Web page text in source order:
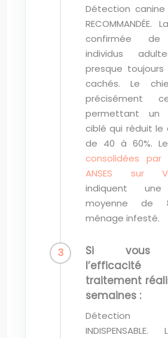
Détection canine
RECOMMANDÉE.
confirmée de
individus
presque
cachés. Le
précisément
permettant un
ciblé qui réduit le
de 40 à 60%.
consolidées
ANSES sur
indiquent une
moyenne de
ménage infesté.
Si vous
traitement
semaines :
Détection